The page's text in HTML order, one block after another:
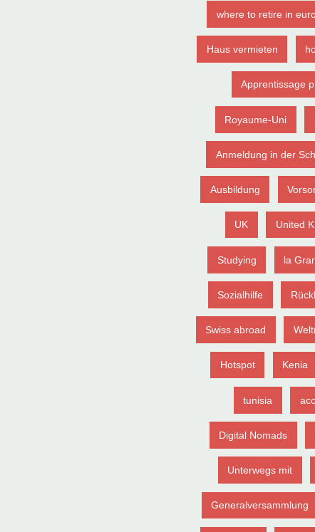
where to retire in
Haus vermieten
Apprentissage
Royaume-Uni
Anmeldung in der
Ausbildung
UK United
Studying la
Sozialhilfe
Swiss abroad
Hotspot Kenia
tunisia
Digital Nomads
Unterwegs mit
Generalversammlung